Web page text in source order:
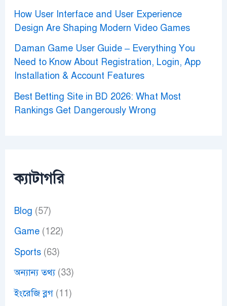
How User Interface and User Experience
Design Are Shaping Modern Video Games
Daman Game User Guide – Everything You
Need to Know About Registration, Login, App
Installation & Account Features
Best Betting Site in BD 2026: What Most
Rankings Get Dangerously Wrong
ক্যাটাগরি
Blog (57)
Game(122)
Sports(63)
অন্যান্য তথ্য(33)
ইংরেজি ব্লগ(11)